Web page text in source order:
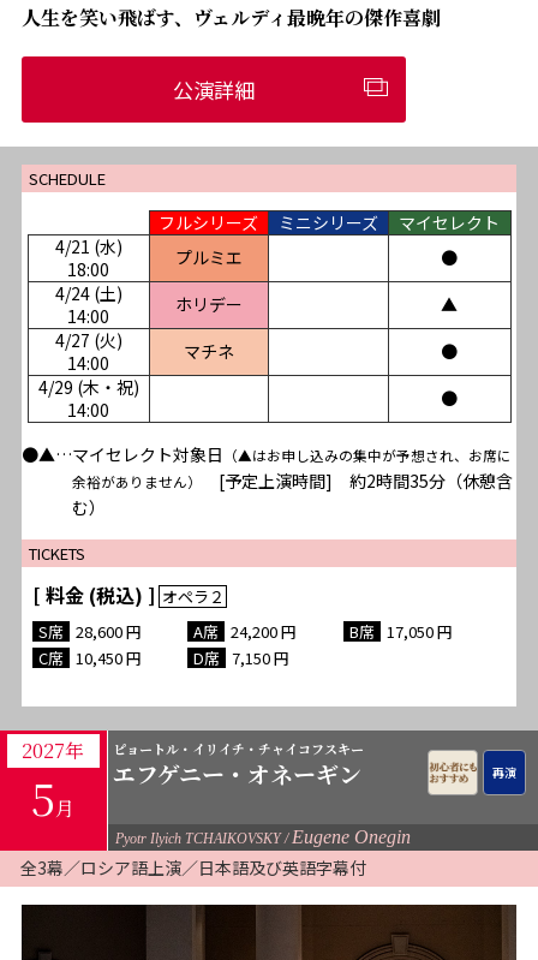
人生を笑い飛ばす、ヴェルディ最晩年の傑作喜劇
公演詳細
SCHEDULE
フルシリーズ ミニシリーズ
マイセレクト
4/21 (水)
18:00
プルミエ
●
4/24 (土)
14:00
ホリデー
▲
4/27 (火)
14:00
マチネ
●
4/29 (木・祝)
14:00
●
●▲…マイセレクト対象日 （▲はお申し込みの集中が予想され、お席に
余裕がありません）
[予定上演時間] 約2時間35分（休憩含
む）
TICKETS
[ 料金 (税込) ]
28,600 24,200
17,050
10,450
7,150
2027年
5月
ピョートル・イリイチ・チャイコフスキー
エフゲニー・オネーギン
Pyotr Ilyich TCHAIKOVSKY Eugene Onegin
全3幕／ロシア語上演／日本語及び英語字幕付